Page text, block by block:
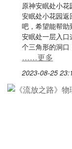
原神安眠处小
安眠处小花园
吧，希望能帮
安眠处一层入
个三角形的洞
……更多
2023-08-25